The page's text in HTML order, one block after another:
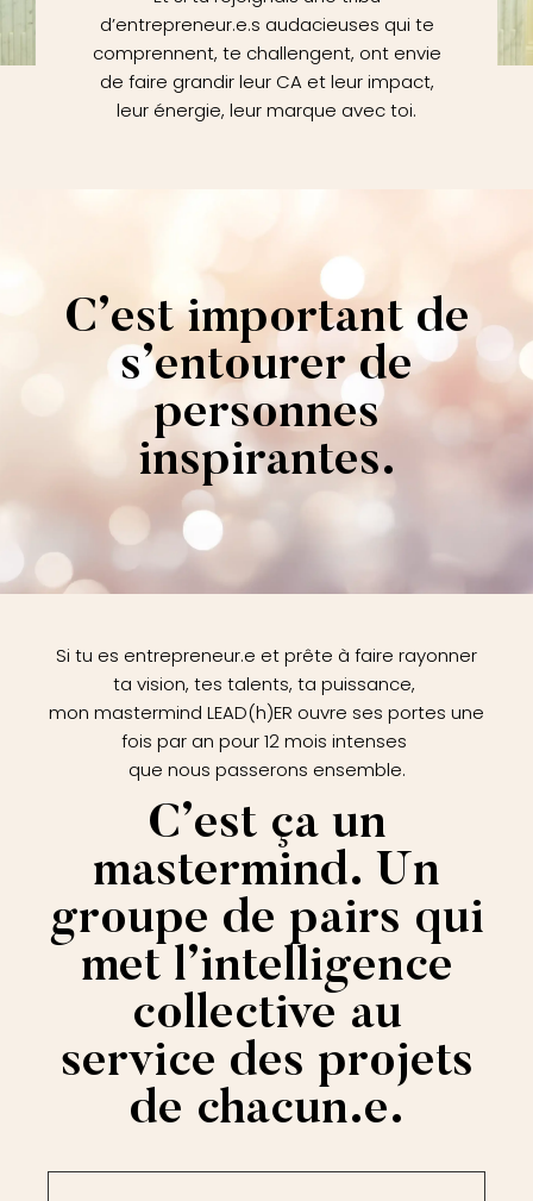
d’entrepreneur.e.s audacieuses qui te
comprennent, te challengent, ont envie
de faire grandir leur CA et leur impact,
leur énergie, leur marque avec toi.
C’est important de
s’entourer de
personnes
inspirantes.
Si tu es entrepreneur.e et prête à faire rayonner
ta vision, tes talents, ta puissance,
mon mastermind LEAD(h)ER ouvre ses portes une
fois par an pour 12 mois intenses
que nous passerons ensemble.
C’est ça un
mastermind. Un
groupe de pairs qui
met l’intelligence
collective au
service des projets
de chacun.e.